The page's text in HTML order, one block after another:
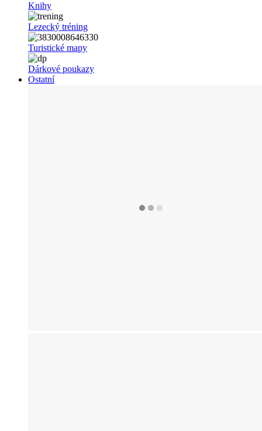
Knihy
Lezecký tréning
Turistické mapy
Dárkové poukazy
Ostatní